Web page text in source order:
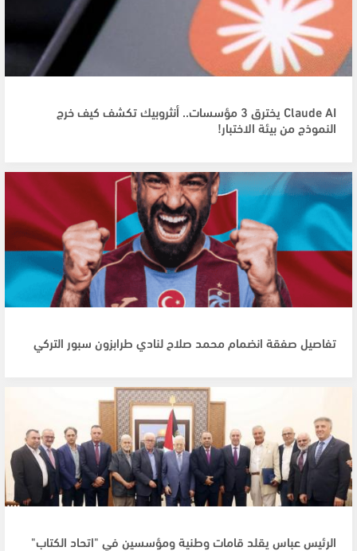
Claude AI يخترق 3 مؤسسات.. أنثروبيك تكشف كيف خرج
النموذج من بيئة الاختبار!
تفاصيل صفقة انضمام محمد صلاح لنادي طرابزون سبور التركي
الرئيس عباس يقلد قامات وطنية ومؤسسين في "اتحاد الكتاب"